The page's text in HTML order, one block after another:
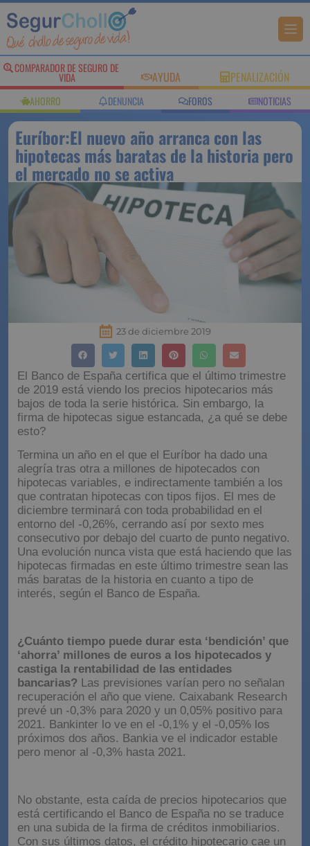
COMPARADOR DE SEGURO DE
VIDA AYUDA PENALIZACIÓN
AHORRO DENUNCIA FOROS NOTICIAS
Euríbor:El nuevo año arranca con las
hipotecas más baratas de la historia pero
el mercado no se activa
23 de diciembre 2019
El Banco de España certifica que el último trimestre
de 2019 está viendo los precios hipotecarios más
bajos de toda la serie histórica. Sin embargo, la
firma de hipotecas sigue estancada, ¿a qué se debe
esto?
Termina un año en el que el Euríbor ha dado una
alegría tras otra a millones de hipotecados con
hipotecas variables, e indirectamente también a los
que contratan hipotecas con tipos fijos. El mes de
diciembre terminará con toda probabilidad en el
entorno del -0,26%, cerrando así por sexto mes
consecutivo por debajo del cuarto de punto negativo.
Una evolución nunca vista que está haciendo que las
hipotecas firmadas en este último trimestre sean las
más baratas de la historia en cuanto a tipo de
interés, según el Banco de España.
¿Cuánto tiempo puede durar esta ‘bendición’ que
‘ahorra’ millones de euros a los hipotecados y
castiga la rentabilidad de las entidades
bancarias? Las previsiones varían pero no señalan
recuperación el año que viene. Caixabank Research
prevé un -0,3% para 2020 y un 0,05% positivo para
2021. Bankinter lo ve en el -0,1% y el -0,05% los
próximos dos años. Bankia ve el indicador estable
pero menor al -0,3% hasta 2021.
No obstante, esta caída de precios hipotecarios que
está certificando el Banco de España no se traduce
en una subida de la firma de créditos inmobiliarios.
Con sus últimos datos, el crédito hipotecario cae un